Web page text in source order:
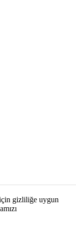
gizliliğe uygun